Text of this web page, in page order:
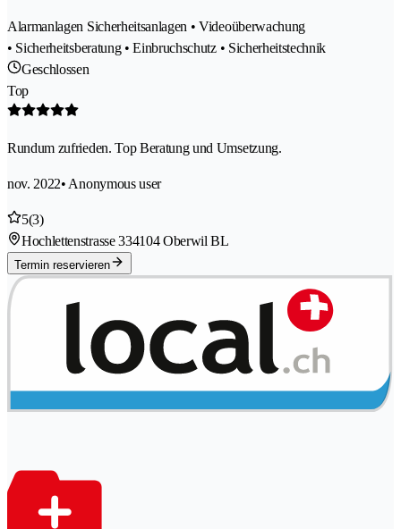
Alarmanlagen Sicherheitsanlagen • Videoüberwachung
• Sicherheitsberatung • Einbruchschutz • Sicherheitstechnik
Geschlossen
Top
Rundum zufrieden. Top Beratung und Umsetzung.
nov. 2022• Anonymous user
5(3)
Hochlettenstrasse 334104 Oberwil BL
Termin reservieren